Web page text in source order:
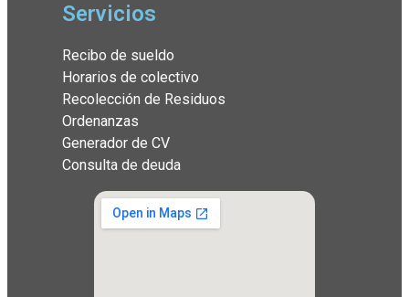
Servicios
Recibo de sueldo
Horarios de colectivo
Recolección de Residuos
Ordenanzas
Generador de CV
Consulta de deuda